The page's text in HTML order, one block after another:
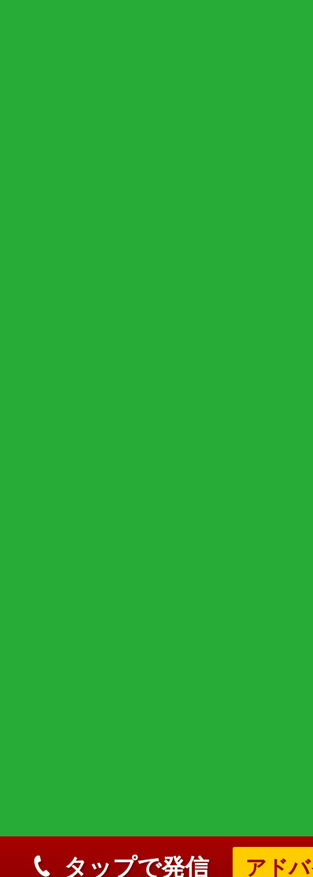
タップで発信 アド